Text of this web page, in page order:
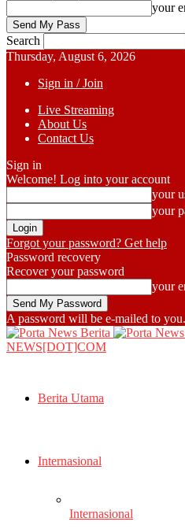
your
Search
Thursday, August 6, 2026
Sign in / Join
Live Streaming
About Us
Contact Us
Sign in
Welcome! Log into your account
your
your
Forgot your password? Get help
Password recovery
Recover your password
your
A password will be e-mailed to you.
NEWS[DOT]COM
Berita Utama
Internasional
Internasional